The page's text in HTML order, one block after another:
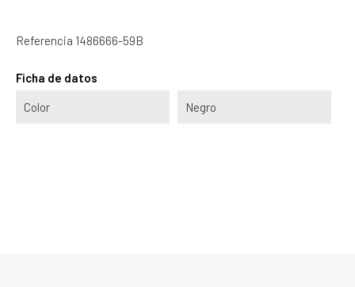
Referencia 1486666-59B
Ficha de datos
Color Negro